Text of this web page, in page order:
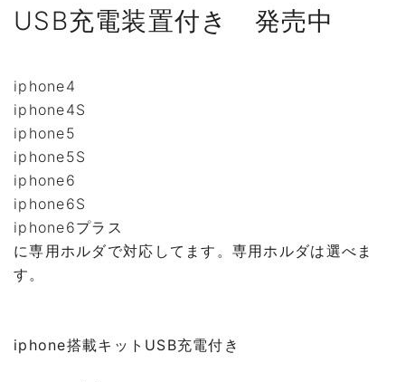
USB充電装置付き 発売中
iphone4
iphone4S
iphone5
iphone5S
iphone6
iphone6S
iphone6プラス
に専用ホルダで対応してます。専用ホルダは選べま
す。
iphone搭載キットUSB充電付き